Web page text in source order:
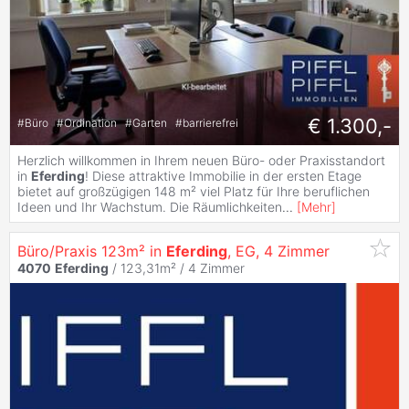
#Büro #Ordination #Garten #barrierefrei € 1.300,-
Herzlich willkommen in Ihrem neuen Büro- oder Praxisstandort
in Eferding! Diese attraktive Immobilie in der ersten Etage
bietet auf großzügigen 148 m² viel Platz für Ihre beruflichen
Ideen und Ihr Wachstum. Die Räumlichkeiten... [Mehr]
Büro/Praxis 123m² in Eferding, EG, 4 Zimmer
4070 Eferding / 123,31m² / 4 Zimmer